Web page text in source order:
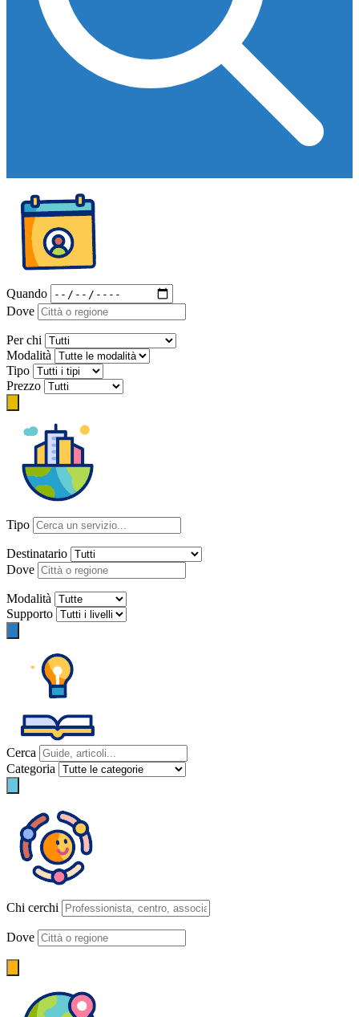
Quando
Dove
Per chi
Modalità
Tipo
Prezzo
Tipo
Destinatario
Dove
Modalità
Supporto
Cerca
Categoria
Chi cerchi
Dove